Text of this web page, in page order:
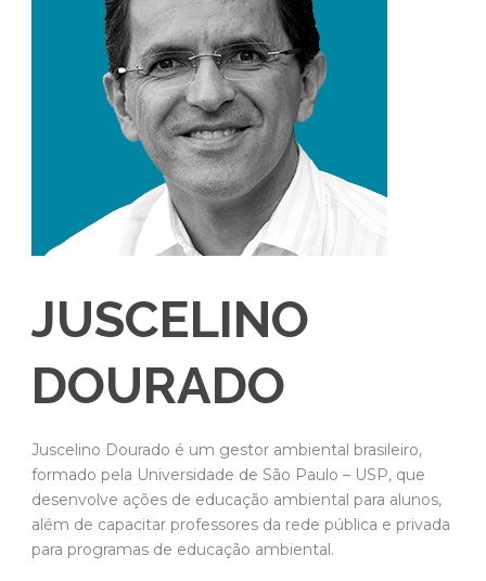
JUSCELINO
DOURADO
Juscelino Dourado é um gestor ambiental brasileiro,
formado pela Universidade de São Paulo – USP, que
desenvolve ações de educação ambiental para alunos,
além de capacitar professores da rede pública e privada
para programas de educação ambiental.